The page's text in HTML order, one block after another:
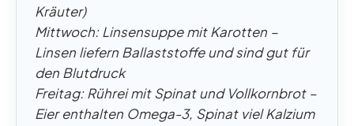
Kräuter)
Mittwoch: Linsensuppe mit Karotten –
Linsen liefern Ballaststoffe und sind gut für
den Blutdruck
Freitag: Rührei mit Spinat und Vollkornbrot –
Eier enthalten Omega-3, Spinat viel Kalzium